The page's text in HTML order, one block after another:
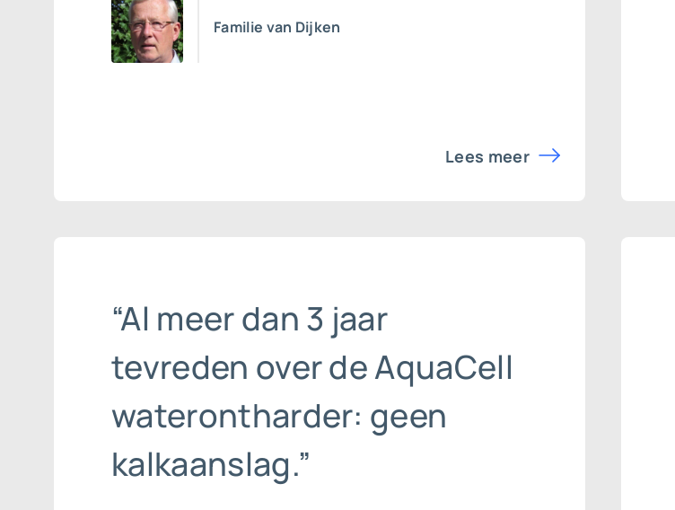
Familie van Dijken
Lees meer
“Al meer dan 3 jaar
tevreden over de AquaCell
waterontharder: geen
kalkaanslag.”